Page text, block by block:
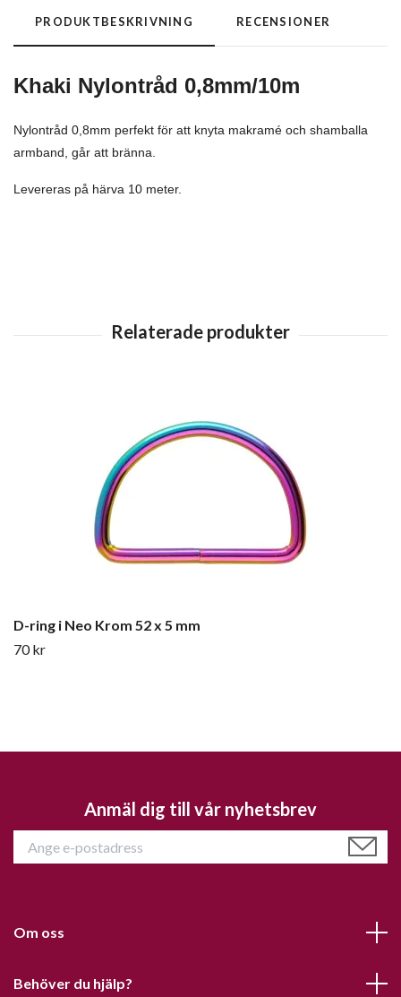
PRODUKTBESKRIVNING RECENSIONER
Khaki Nylontråd 0,8mm/10m
Nylontråd 0,8mm perfekt för att knyta makramé och shamballa
armband, går att bränna.
Levereras på härva 10 meter.
D-ring i Neo Krom 52 x 5 mm
70 kr
Anmäl dig till vår nyhetsbrev
Om oss
Behöver du hjälp?